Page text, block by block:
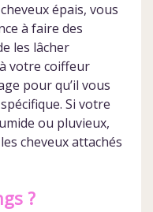
épais, vous
à faire des
les lâcher
votre coiffeur
pour qu’il vous
Si votre
ou pluvieux,
cheveux attachés
?